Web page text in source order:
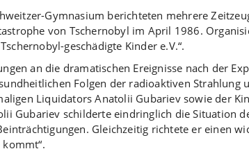
Gymnasium berichteten mehrere
von Tschernobyl im April 1986.
geschädigte Kinder e.V.“.
an die dramatischen Ereignisse nach der
Folgen der radioaktiven Strahlung
Liquidators Anatolii Gubariev sowie der
Gubariev schilderte eindringlich die Situation
Gleichzeitig richtete er einen